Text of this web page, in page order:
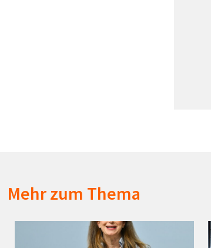
Mehr zum Thema